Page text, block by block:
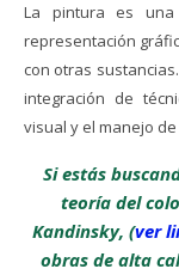
La pintura es
representación
con otras
integración de
visual y el manejo de
Si estás
teoría del
Kandinsky, (ver
obras de alta